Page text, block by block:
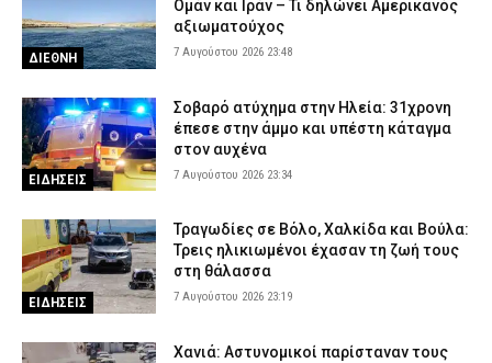
Θεσσαλονίκη: Μεγάλη κινητοποίηση για φωτιά στο Μονοπήγαδο
– Επιχειρούν ισχυρές επίγειες και εναέριες δυνάμεις
ΕΙΔΗΣΕΙΣ 7 Αυγούστου 2026 17:00
Γρεβενά: Ο Σύλλογος Αλληλεγγύης και Εθελοντισμού «Ελπίδα»
προχώρησε σε δωρεά ειδών ιματισμού στο Αστυνομικό Τμήμα
ΣΩΜΑΤΑ ΑΣΦΑΛΕΙΑΣ 7 Αυγούστου 2026 16:48
«Παραμείνετε σε ετοιμότητα»
ΕΙΔΗΣΕΙΣ 7 Αυγούστου 2026 16:35
Πιερία: Συνελήφθησαν δύο άνδρες που διέρρηξαν ΙΧ και άρπαξαν
αντικείμενα αξίας άνω των 19.000 ευρώ
ΔΙΕΘΝΗ
Ομάν και Ιράν – Τι δηλώνει Αμερικανός
αξιωματούχος
7 Αυγούστου 2026 23:48
ΕΙΔΗΣΕΙΣ
Σοβαρό ατύχημα στην Ηλεία: 31χρονη
έπεσε στην άμμο και υπέστη κάταγμα
στον αυχένα
7 Αυγούστου 2026 23:34
ΕΙΔΗΣΕΙΣ
Τραγωδίες σε Βόλο, Χαλκίδα και Βούλα:
Τρεις ηλικιωμένοι έχασαν τη ζωή τους
στη θάλασσα
7 Αυγούστου 2026 23:19
Χανιά: Αστυνομικοί παρίσταναν τους